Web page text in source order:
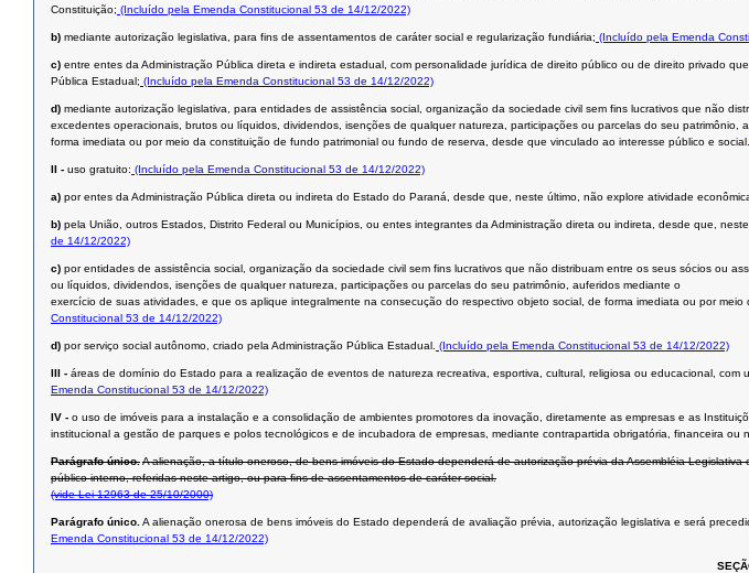
Constituição; (Incluído pela Emenda Constitucional 53 de 14/12/2022)
b) mediante autorização legislativa, para fins de assentamentos de caráter social e regularização fundiária; (Incluído pela Emenda
c) entre entes da Administração Pública direta e indireta estadual, com personalidade jurídica de direito público ou de direito privado
Pública Estadual; (Incluído pela Emenda Constitucional 53 de 14/12/2022)
d) mediante autorização legislativa, para entidades de assistência social, organização da sociedade civil sem fins lucrativos que não
excedentes operacionais, brutos ou líquidos, dividendos, isenções de qualquer natureza, participações ou parcelas do seu
forma imediata ou por meio da constituição de fundo patrimonial ou fundo de reserva, desde que vinculado ao interesse público e social.
II - uso gratuito: (Incluído pela Emenda Constitucional 53 de 14/12/2022)
a) por entes da Administração Pública direta ou indireta do Estado do Paraná, desde que, neste último, não explore atividade
b) pela União, outros Estados, Distrito Federal ou Municípios, ou entes integrantes da Administração direta ou indireta, desde que,
de 14/12/2022)
c) por entidades de assistência social, organização da sociedade civil sem fins lucrativos que não distribuam entre os seus sócios ou
ou líquidos, dividendos, isenções de qualquer natureza, participações ou parcelas do seu patrimônio, auferidos mediante o
exercício de suas atividades, e que os aplique integralmente na consecução do respectivo objeto social, de forma imediata ou por
Constitucional 53 de 14/12/2022)
d) por serviço social autônomo, criado pela Administração Pública Estadual. (Incluído pela Emenda Constitucional 53 de 14/12/2022)
III - áreas de domínio do Estado para a realização de eventos de natureza recreativa, esportiva, cultural, religiosa ou educacional,
Emenda Constitucional 53 de 14/12/2022)
IV - o uso de imóveis para a instalação e a consolidação de ambientes promotores da inovação, diretamente as empresas e as
institucional a gestão de parques e polos tecnológicos e de incubadora de empresas, mediante contrapartida obrigatória, financeira ou
Parágrafo único.A alienação, a título oneroso, de bens imóveis do Estado dependerá de autorização prévia da Assembléia
público interno, referidas neste artigo, ou para ﬁns de assentamentos de caráter social.
(vide Lei 12963 de 25/10/2000)
Parágrafo único. A alienação onerosa de bens imóveis do Estado dependerá de avaliação prévia, autorização legislativa e será
Emenda Constitucional 53 de 14/12/2022)